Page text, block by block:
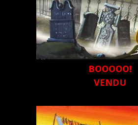
BOOOOO!
VENDU